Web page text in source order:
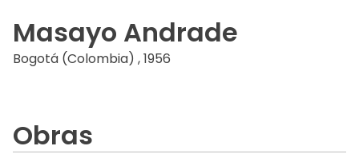
Masayo Andrade
Bogotá (Colombia) , 1956
Obras